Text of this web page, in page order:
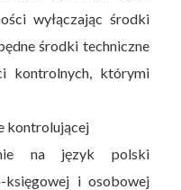
wyłączając środki
środki techniczne
kontrolnych, którymi
kontrolującej
na język polski
księgowej i osobowej